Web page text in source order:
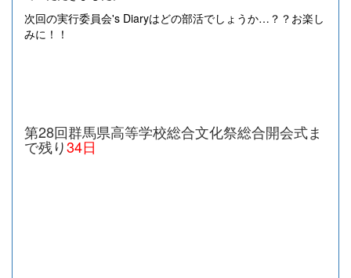
次回の実行委員会's Diaryはどの部活でしょうか…？？お楽し
みに！！
第28回群馬県高等学校総合文化祭総合開会式ま
で残り34日